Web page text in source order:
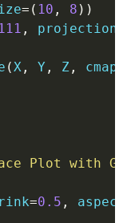
= ( 10 , 8 ) )
111 , projection
( X , Y , Z , cmap
Plot with
=0.5 , aspect